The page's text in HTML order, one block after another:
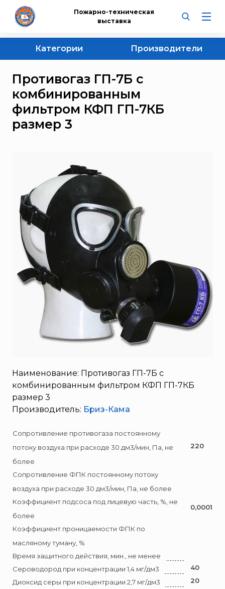
Пожарно-техническая
выставка
Противогаз ГП-7Б с
комбинированным
фильтром КФП ГП-7КБ
размер 3
Категории Производители
Противогазы
Самоспасатели, противогазы, респираторы и
комплектующие
Противогазы изолирующие ИП-4, ПШ
Сумки для противогазов
"ЭНПО "НЕОРГАНИКА"
BAUER KOMPRESSOREN
Bontel
Portalevel®
POSEIDON
SAFATEX
SERRA
System Sensor
TYTAN MAX
UNIVET
«Pohorje» Mirna
«Зелинский групп»
«РОСХИМЗАЩИТА»
АО «Тамбовмаш»
АРТИ
Бонус-Вита
Брандбулл
Бриз-Кама
ЕСО
ИВС-Сигналспецавтоматика
ИНЕЙ
Квазар
Коруфайер
Наименование: Противогаз ГП-7Б с
комбинированным фильтром КФП ГП-7КБ
размер 3
Производитель: Бриз-Кама
Сопротивление противогаза постоянному
потоку воздуха при расходе 30 дм3/мин, Па, не
более
220
Сопротивление ФПК постоянному потоку
воздуха при расходе 30 дм3/мин, Па, не более
Коэффициент подсоса под лицевую часть, %, не
более
0,0001
Коэффициент проницаемости ФПК по
масляному туману, %
Время защитного действия, мин., не менее
Сероводород при концентрации 1,4 мг/дм3
40
Диоксид серы при концентрации 2,7 мг/дм3
20